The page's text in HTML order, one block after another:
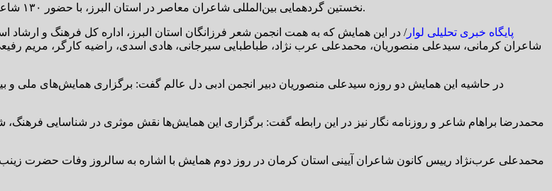
نخستین گردهمایی بین‌المللی شاعران معاصر در استان البرز، با حضور ۱۳۰ شاعر از سراسر کشور و کشورهای اندونزی، تانزانیا، تاجیکستان و... در شهر کرج برگزار شد.
پایگاه خبری تحلیلی لوار/ در این همایش که به همت انجمن شعر فرزانگان استان البرز، اداره کل فرهنگ و ارشاد
شاعران کرمانی، سیدعلی منصوریان، محمدعلی عرب نژاد، طباطبایی سیرجانی، هادی اسدی، راضیه کارگر، مریم
در حاشیه این همایش دو روزه سیدعلی منصوریان دبیر انجمن ادبی دل عالم گفت: برگزاری همایش‌های ملی و
محمدرضا براهام شاعر و روزنامه نگار نیز در این رابطه گفت: برگزاری این همایش‌ها نقش موثری در شناسایی فرهنگ،
محمدعلی عرب‌نژاد رییس کانون شاعران آیینی استان کرمان در روز دوم همایش با اشاره به سالروز وفات حضرت